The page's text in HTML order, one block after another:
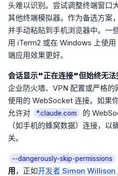
头难以识别。尝试调整终端窗口
其他终端模拟器。作为备选方案
并手动粘贴到手机浏览器中。一
用 iTerm2 或在 Windows 上使
端应用效果更好。
会话显示"正在连接"但始终无法
企业防火墙、VPN 配置或严格
使用的 WebSocket 连接。如果
允许对
*.claude.com
的
（如手机的蜂窝数据）连接，
关。
--dangerously-skip-permissions
用，正如开发者 Simon Willison